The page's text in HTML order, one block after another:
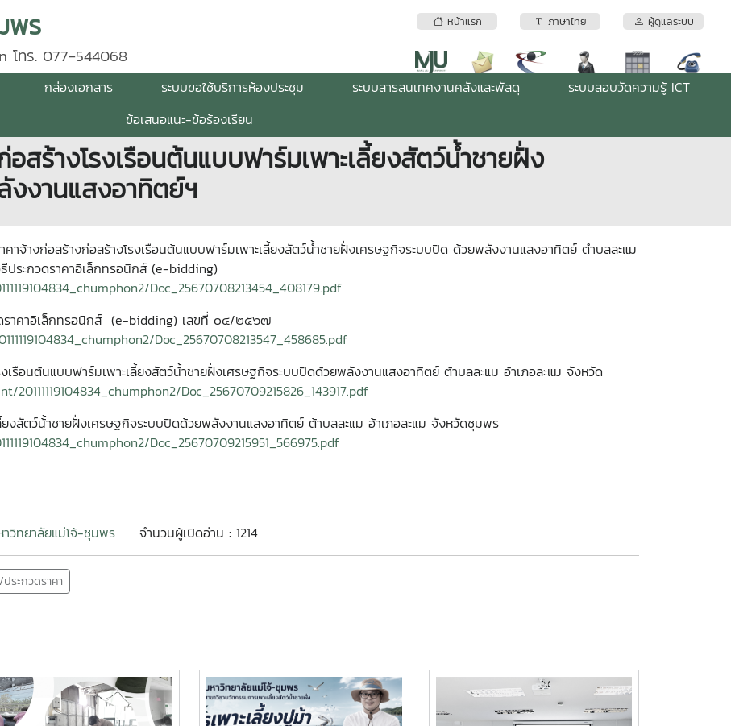
หน้าแรก ภาษาไทย ผู้ดูแลระบบ
พร
โทร. 077-544068
กล่องเอกสาร ระบบขอใช้บริการห้องประชุม ระบบสารสนเทศงานคลังและพัสดุ
ระบบสอบวัดความรู้ ICT
ข้อเสนอแนะ-ข้อร้องเรียน
สร้างโรงเรือนต้นแบบฟาร์มเพาะเลี้ยงสัตว์น้ำชายฝั่ง
งานแสงอาทิตย์ฯ
าจ้างก่อสร้างก่อสร้างโรงเรือนต้นแบบฟาร์มเพาะเลี้ยงสัตว์น้ำชายฝั่งเศรษฐกิจระบบปิด ด้วยพลังงานแสงอาทิตย์ ตำบลละแม
ประกวดราคาอิเล็กทรอนิกส์ (e-bidding)
Doc_25670708213454_408179.pdf
ดราคาอิเล็กทรอนิกส์ (e-bidding) เลขที่ ๐๔/๒๕๖๗
Doc_25670708213547_458685.pdf
เรือนต้นแบบฟาร์มเพาะเลี้ยงสัตว์น้้าชายฝั่งเศรษฐกิจระบบปิดด้วยพลังงานแสงอาทิตย์ ต้าบลละแม อ้าเภอละแม จังหวัด
Doc_25670709215826_143917.pdf
ยงสัตว์น้้าชายฝั่งเศรษฐกิจระบบปิดด้วยพลังงานแสงอาทิตย์ ต้าบลละแม อ้าเภอละแม จังหวัดชุมพร
Doc_25670709215951_566975.pdf
าวิทยาลัยแม่โจ้-ชุมพร จำนวนผู้เปิดอ่าน : 1214
ระกวดราคา